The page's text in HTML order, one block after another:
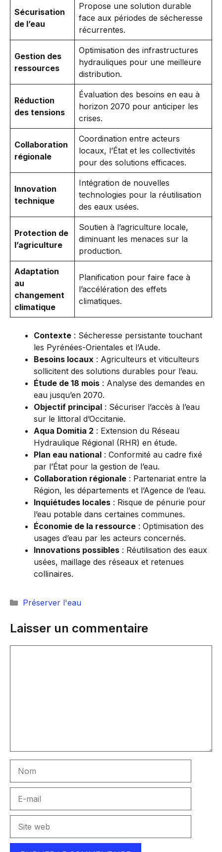
Sécurisation
de l’eau
Propose une solution durable
face aux périodes de sécheresse
récurrentes.
Gestion des
ressources
Optimisation des infrastructures
hydrauliques pour une meilleure
distribution.
Réduction
des tensions
Évaluation des besoins en eau à
horizon 2070 pour anticiper les
crises.
Collaboration
régionale
Coordination entre acteurs
locaux, l’État et les collectivités
pour des solutions efficaces.
Innovation
technique
Intégration de nouvelles
technologies pour la réutilisation
des eaux usées.
Protection de
l’agriculture
Soutien à l’agriculture locale,
diminuant les menaces sur la
production.
Adaptation
au
changement
climatique
Planification pour faire face à
l’accélération des effets
climatiques.
Contexte : Sécheresse persistante touchant
les Pyrénées-Orientales et l’Aude.
Besoins locaux : Agriculteurs et viticulteurs
sollicitent des solutions durables pour l’eau.
Étude de 18 mois : Analyse des demandes en
eau jusqu’en 2070.
Objectif principal : Sécuriser l’accès à l’eau
sur le littoral d’Occitanie.
Aqua Domitia 2 : Extension du Réseau
Hydraulique Régional (RHR) en étude.
Plan eau national : Conformité au cadre fixé
par l’État pour la gestion de l’eau.
Collaboration régionale : Partenariat entre la
Région, les départements et l’Agence de l’eau.
Inquiétudes locales : Risque de pénurie pour
l’eau potable dans certaines communes.
Économie de la ressource : Optimisation des
usages d’eau par les acteurs concernés.
Innovations possibles : Réutilisation des eaux
usées, maillage des réseaux et retenues
collinaires.
Catégories
Préserver l'eau
Laisser un commentaire
mail
web